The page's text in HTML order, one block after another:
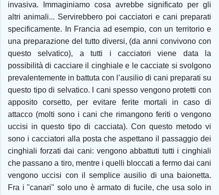
invasiva. Immaginiamo cosa avrebbe significato per gli
altri animali... Servirebbero poi cacciatori e cani preparati
specificamente. In Francia ad esempio, con un territorio e
una preparazione del tutto diversi, (da anni convivono con
questo selvatico), a tutti i cacciatori viene data la
possibilità di cacciare il cinghiale e le cacciate si svolgono
prevalentemente in battuta con l’ausilio di cani preparati su
questo tipo di selvatico. I cani spesso vengono protetti con
apposito corsetto, per evitare ferite mortali in caso di
attacco (molti sono i cani che rimangono feriti o vengono
uccisi in questo tipo di cacciata). Con questo metodo vi
sono i cacciatori alla posta che aspettano il passaggio dei
cinghiali forzati dai cani: vengono abbattuti tutti i cinghiali
che passano a tiro, mentre i quelli bloccati a fermo dai cani
vengono uccisi con il semplice ausilio di una baionetta.
Fra i "canari" solo uno è armato di fucile, che usa solo in